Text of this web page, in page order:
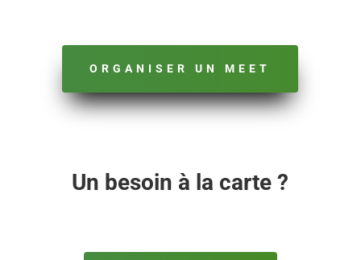
ORGANISER UN MEET
Un besoin à la carte ?